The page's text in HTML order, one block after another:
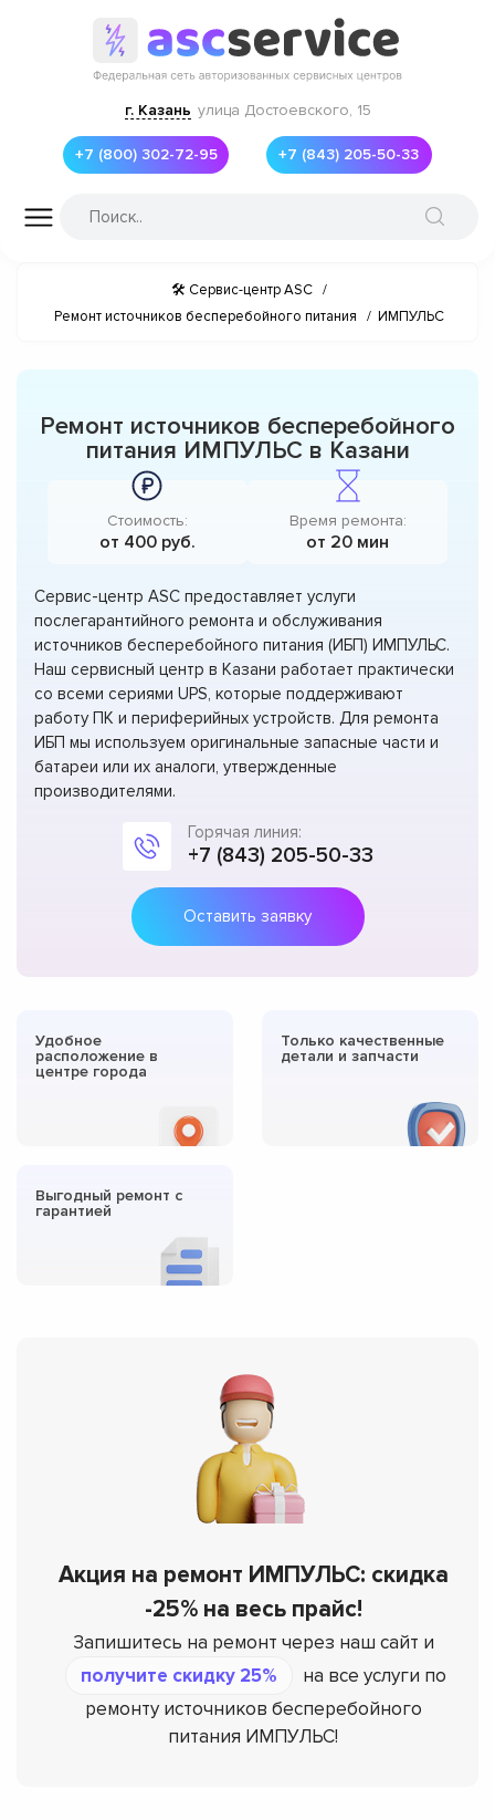
г. Казань улица Достоевского, 15
+7 (800) 302-72-95 +7 (843) 205-50-33
🛠 Сервис-центр ASC /
Ремонт источников бесперебойного питания
/ ИМПУЛЬС
Ремонт источников бесперебойного
питания ИМПУЛЬС в Казани
Стоимость:
от 400 руб.
Время ремонта:
от 20 мин
Сервис-центр ASC предоставляет услуги
послегарантийного ремонта и обслуживания
источников бесперебойного питания (ИБП) ИМПУЛЬС.
Наш сервисный центр в Казани работает практически
со всеми сериями UPS, которые поддерживают
работу ПК и периферийных устройств. Для ремонта
ИБП мы используем оригинальные запасные части и
батареи или их аналоги, утвержденные
производителями.
Горячая линия:
+7 (843) 205-50-33
Оставить заявку
Удобное
расположение в
центре города
Только качественные
детали и запчасти
Выгодный ремонт с
гарантией
Акция на ремонт ИМПУЛЬС: скидка
-25% на весь прайс!
Запишитесь на ремонт через наш сайт и
получите скидку 25%
на все услуги по
ремонту источников бесперебойного
питания ИМПУЛЬС!